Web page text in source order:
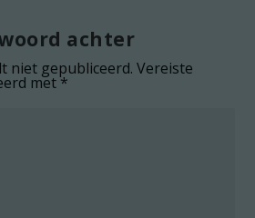
achter
niet gepubliceerd. Vereiste
met*